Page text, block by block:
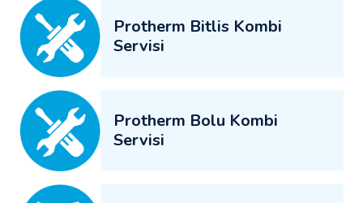
Protherm Bitlis Kombi
Servisi
Protherm Bolu Kombi
Servisi